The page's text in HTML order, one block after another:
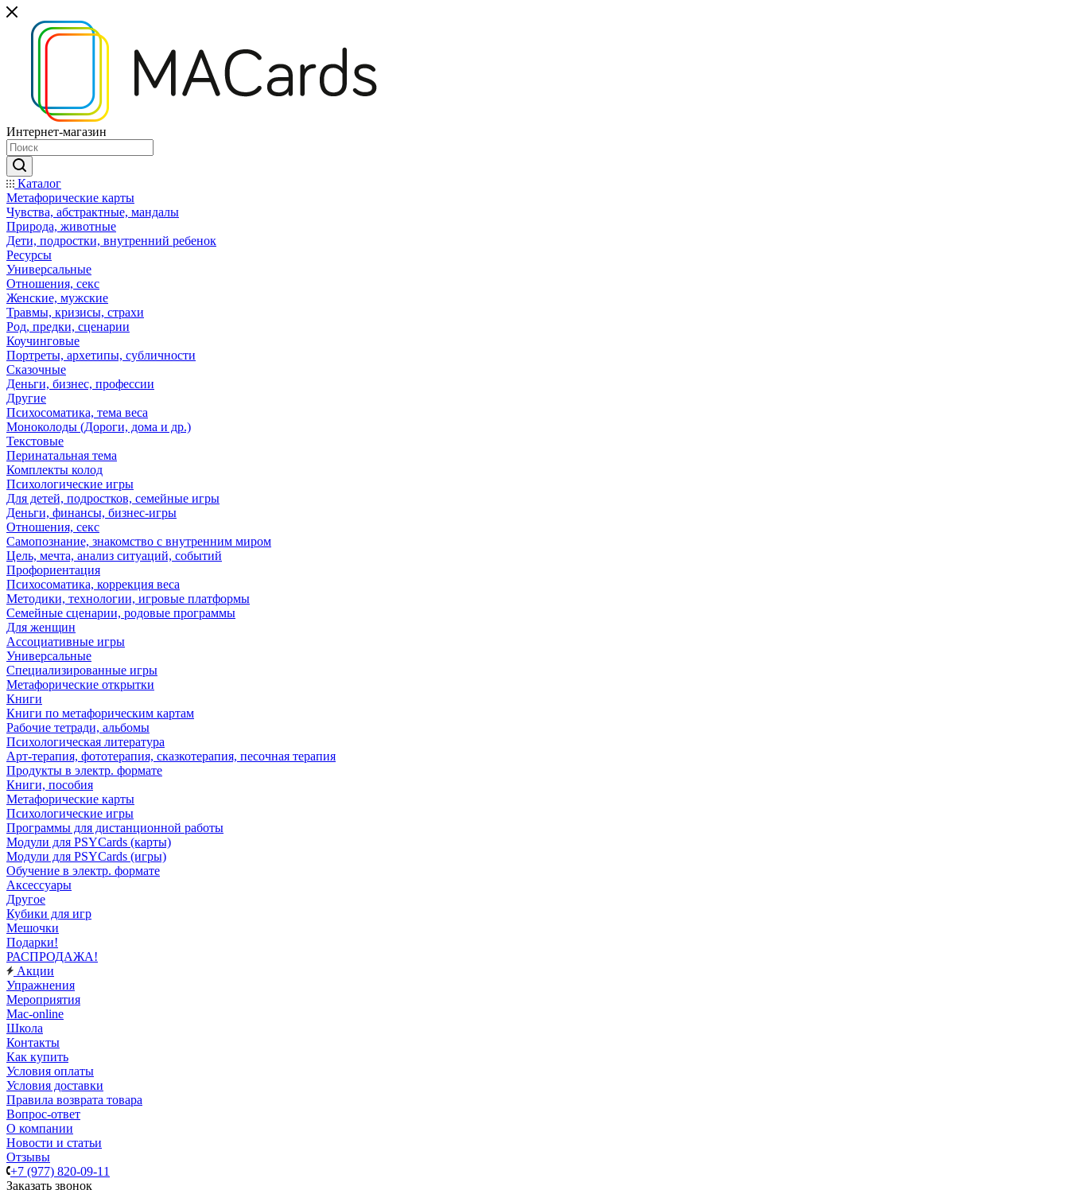
Интернет-магазин
Каталог
Mетафорические карты
Чувства, абстрактные, мандалы
Природа, животные
Дети, подростки, внутренний ребенок
Ресурсы
Универсальные
Отношения, секс
Женские, мужские
Травмы, кризисы, страхи
Род, предки, сценарии
Коучинговые
Портреты, архетипы, субличности
Сказочные
Деньги, бизнес, профессии
Другие
Психосоматика, тема веса
Моноколоды (Дороги, дома и др.)
Текстовые
Перинатальная тема
Комплекты колод
Психологические игры
Для детей, подростков, семейные игры
Деньги, финансы, бизнес-игры
Отношения, секс
Самопознание, знакомство с внутренним миром
Цель, мечта, анализ ситуаций, событий
Профориентация
Психосоматика, коррекция веса
Методики, технологии, игровые платформы
Семейные сценарии, родовые программы
Для женщин
Ассоциативные игры
Универсальные
Специализированные игры
Метафорические открытки
Книги
Книги по метафорическим картам
Рабочие тетради, альбомы
Психологическая литература
Арт-терапия, фототерапия, сказкотерапия, песочная терапия
Продукты в электр. формате
Книги, пособия
Метафорические карты
Психологические игры
Программы для дистанционной работы
Модули для PSYCards (карты)
Модули для PSYCards (игры)
Обучение в электр. формате
Аксессуары
Другое
Кубики для игр
Мешочки
Подарки!
РАСПРОДАЖА!
Акции
Упражнения
Мероприятия
Mac-online
Школа
Контакты
Как купить
Условия оплаты
Условия доставки
Правила возврата товара
Вопрос-ответ
О компании
Новости и статьи
Отзывы
+7 (977) 820-09-11
Заказать звонок